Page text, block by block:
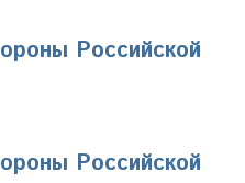
Российской
Российской